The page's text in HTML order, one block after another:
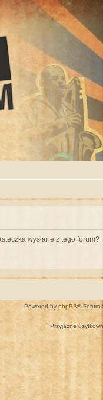
wysłane z tego forum?
Powered by phpBB® Forum
Przyjazne